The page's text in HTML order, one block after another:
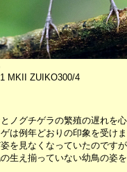
MKII ZUIKO300/4
ノグチゲラの繁殖の遅れを心
は例年どおりの印象を受けま
を見なくなっていたのです
生え揃っていない幼鳥の姿